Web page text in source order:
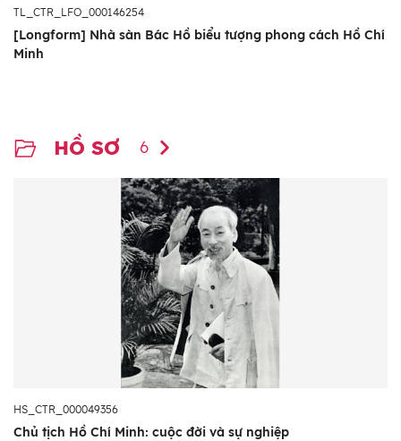
TL_CTR_LFO_000146254
[Longform] Nhà sàn Bác Hồ biểu tượng phong cách Hồ Chí
Minh
HỒ SƠ 6
HS_CTR_000049356
Chủ tịch Hồ Chí Minh: cuộc đời và sự nghiệp